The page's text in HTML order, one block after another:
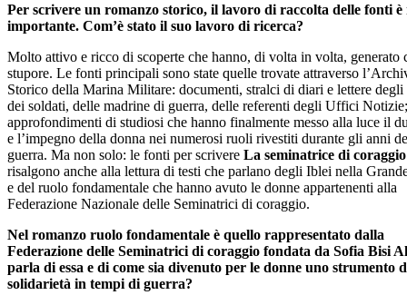
Per scrivere un romanzo storico, il lavoro di raccolta delle fonti è
importante. Com’è stato il suo lavoro di ricerca?
Molto attivo e ricco di scoperte che hanno, di volta in volta, generato
stupore. Le fonti principali sono state quelle trovate attraverso
Storico della Marina Militare: documenti, stralci di diari e lettere
dei soldati, delle madrine di guerra, delle referenti degli Uffici
approfondimenti di studiosi che hanno finalmente messo alla luce il
e l’impegno della donna nei numerosi ruoli rivestiti durante gli anni
guerra. Ma non solo: le fonti per scrivere La seminatrice di coraggio
risalgono anche alla lettura di testi che parlano degli Iblei nella
e del ruolo fondamentale che hanno avuto le donne appartenenti alla
Federazione Nazionale delle Seminatrici di coraggio.
Nel romanzo ruolo fondamentale è quello rappresentato dalla
Federazione delle Seminatrici di coraggio fondata da Sofia Bisi
parla di essa e di come sia divenuto per le donne uno strumento
solidarietà in tempi di guerra?